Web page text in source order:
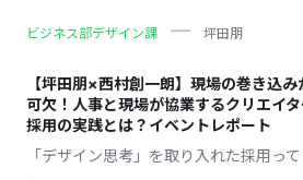
ビジネス部デザイン課 坪田朋
【坪田朋×西村創一朗】現場の巻き込み
可欠！人事と現場が協業するクリエイタ
採用の実践とは？イベントレポート
「デザイン思考」を取り入れた採用って